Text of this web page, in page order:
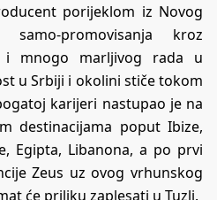
porijeklom iz Novog
promovisanja kroz
i mnogo marljivog rada u
u Srbiji i okolini stiče tokom
karijeri nastupao je na
destinacijama poput Ibize,
Egipta, Libanona, a po prvi
Zeus uz ovog vrhunskog
će priliku zaplesati u Tuzli.